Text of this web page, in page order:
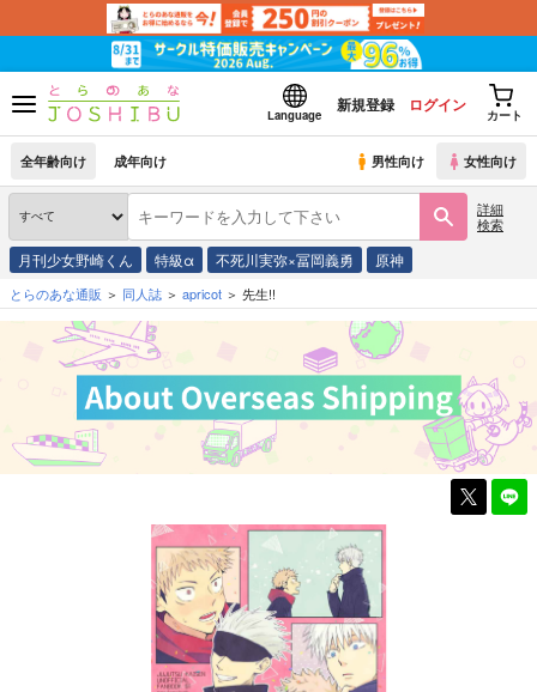
Language
新規登録 ログイン
カート
全年齢向け 成年向け 男性向け 女性向け
詳細
検索
月刊少女野崎くん 特級α 不死川実弥×冨岡義勇 原神
とらのあな通販 同人誌 apricot 先生!!